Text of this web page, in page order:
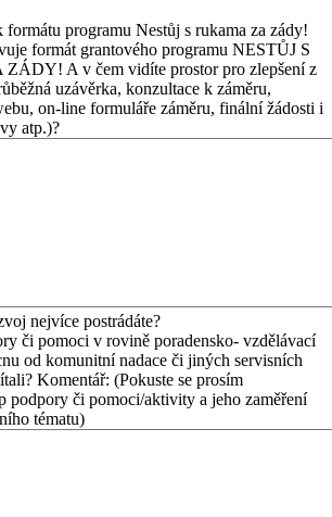
formátu programu Nestůj s rukama za zády!
formát grantového programu NESTŮJ S
A v čem vidíte prostor pro zlepšení z
uzávěrka, konzultace k záměru,
on-line formuláře záměru, finální žádosti i
atp.)?
nejvíce postrádáte?
či pomoci v rovině poradensko- vzdělávací
od komunitní nadace či jiných servisních
Komentář: (Pokuste se prosím
podpory či pomoci/aktivity a jeho zaměření
tématu)